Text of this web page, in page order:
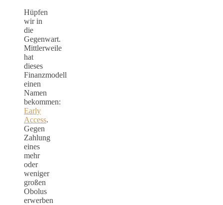
Hüpfen
wir in
die
Gegenwart.
Mittlerweile
hat
dieses
Finanzmodell
einen
Namen
bekommen:
Early
Access.
Gegen
Zahlung
eines
mehr
oder
weniger
großen
Obolus
erwerben